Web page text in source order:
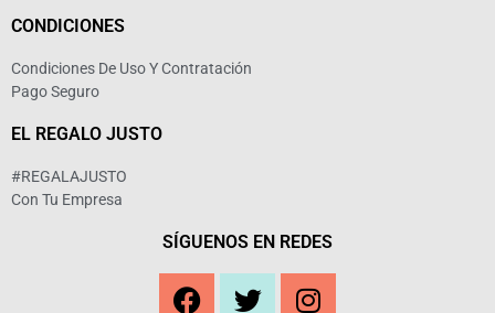
CONDICIONES
Condiciones De Uso Y Contratación
Pago Seguro
EL REGALO JUSTO
#REGALAJUSTO
Con Tu Empresa
SÍGUENOS EN REDES